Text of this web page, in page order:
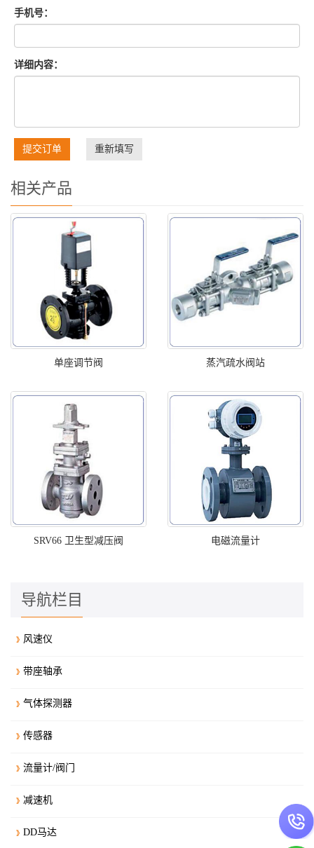
手机号：
详细内容：
提交订单 重新填写
相关产品
单座调节阀 蒸汽疏水阀站
SRV66 卫生型减压阀 电磁流量计
导航栏目
风速仪
带座轴承
气体探测器
传感器
流量计/阀门
减速机
DD马达